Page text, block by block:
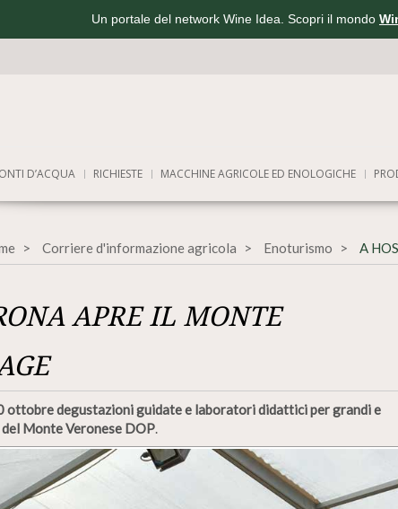
Un portale del network Wine Idea. Scopri il mondo
D’ACQUA RICHIESTE MACCHINE AGRICOLE ED ENOLOGICHE
Corriere d'informazione agricola Enoturismo A
APRE IL MONTE
ottobre degustazioni guidate e laboratori didattici per grandi e
Monte Veronese DOP.